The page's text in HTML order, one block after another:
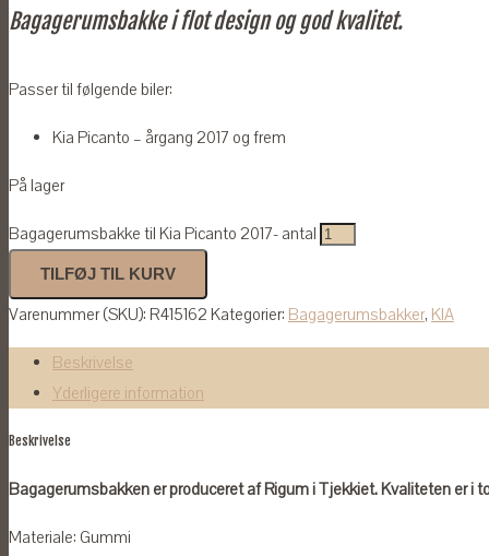
Bagagerumsbakke i flot design og god kvalitet.
Passer til følgende biler:
Kia Picanto – årgang 2017 og frem
På lager
Bagagerumsbakke til Kia Picanto 2017- antal
TILFØJ TIL KURV
Varenummer (SKU): R415162 Kategorier: Bagagerumsbakker, KIA
Beskrivelse
Yderligere information
Beskrivelse
Bagagerumsbakken er produceret af Rigum i Tjekkiet. Kvaliteten er i
Materiale: Gummi